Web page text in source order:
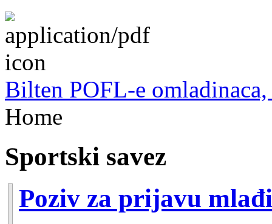
Bilten POFL-e
Home
Sportski savez
Poziv za prijavu